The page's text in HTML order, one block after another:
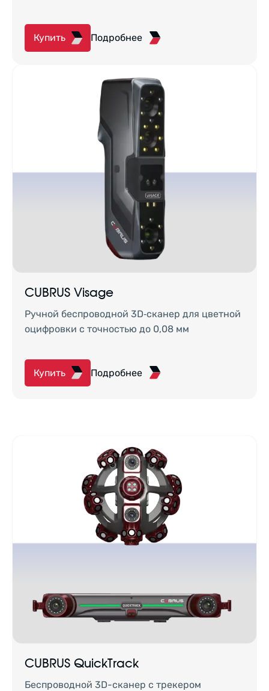
Купить Подробнее
CUBRUS Visage
Ручной беспроводной 3D‑сканер для цветной
оцифровки с точностью до 0,08 мм
Купить Подробнее
CUBRUS QuickTrack
Беспроводной 3D-сканер с трекером